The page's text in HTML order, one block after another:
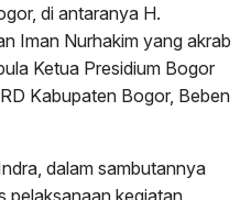
di antaranya H.
Iman Nurhakim yang akrab
Ketua Presidium Bogor
Kabupaten Bogor, Beben
dalam sambutannya
pelaksanaan kegiatan